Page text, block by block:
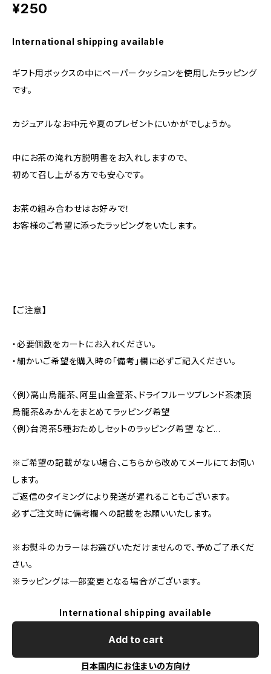
¥250
International shipping available
ギフト用ボックスの中にペーパークッションを使用したラッピング
です。
カジュアルなお中元や夏のプレゼントにいかがでしょうか。
中にお茶の淹れ方説明書をお入れしますので、
初めて召し上がる方でも安心です。
お茶の組み合わせはお好みで！
お客様のご希望に添ったラッピングをいたします。
【ご注意】
・必要個数をカートにお入れください。
・細かいご希望を購入時の「備考」欄に必ずご記入ください。
〈例〉高山烏龍茶、阿里山金萱茶、ドライフルーツブレンド茶凍頂
烏龍茶&みかんをまとめてラッピング希望
〈例〉台湾茶5種おためしセットのラッピング希望 など…
※ご希望の記載がない場合、こちらから改めてメールにてお伺い
します。
ご返信のタイミングにより発送が遅れることもございます。
必ずご注文時に備考欄への記載をお願いいたします。
※お熨斗のカラーはお選びいただけませんので、予めご了承くだ
さい。
※ラッピングは一部変更となる場合がございます。
International shipping available
Add to cart
日本国内にお住まいの方向け